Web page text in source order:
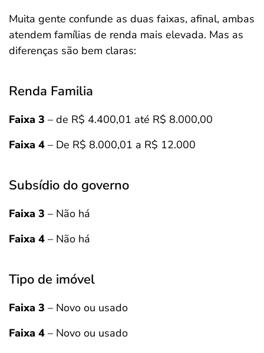
Muita gente confunde as duas faixas, afinal, ambas
atendem famílias de renda mais elevada. Mas as
diferenças são bem claras:
Renda Familia
Faixa 3 – de R$ 4.400,01 até R$ 8.000,00
Faixa 4 – De R$ 8.000,01 a R$ 12.000
Subsídio do governo
Faixa 3 – Não há
Faixa 4 – Não há
Tipo de imóvel
Faixa 3 – Novo ou usado
Faixa 4 – Novo ou usado